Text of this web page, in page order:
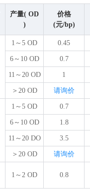
产量( OD
)
价格
(元/bp)
1～5 OD 0.45
6～10 OD 0.7
11～20 OD 1
＞20 OD 请询价
1～5 OD 0.7
6～10 OD 1.8
11～20 DO 3.5
＞20 OD 请询价
1～2 OD 0.8